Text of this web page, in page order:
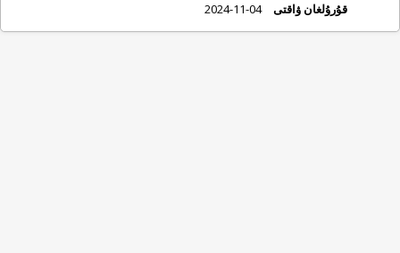
قۇرۇلغان ۋاقتى
2024-11-04